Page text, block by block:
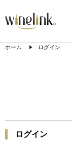
ホーム ログイン
ログイン